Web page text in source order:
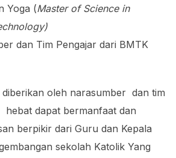
Yoga (Master of Science in
dan Tim Pengajar dari BMTK
diberikan oleh narasumber dan tim
dapat bermanfaat dan
berpikir dari Guru dan Kepala
sekolah Katolik Yang